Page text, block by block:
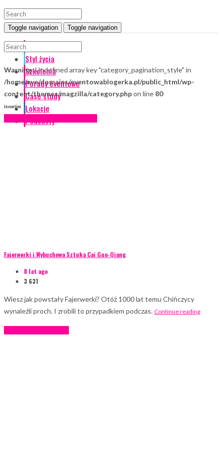
Toggle navigation Toggle navigation
Event Talks
Styl życia
Szkolenia
Porady eventowe
Case study
Lokacje
Podcasty
Warning: Undefined array key "category_pagination_style" in
/home/eve/domains/eventowablogerka.pl/public_html/wp-
content/themes/magzilla/category.phpon line 80
Incentive
Fajerwerki i Wybuchowa Sztuka Cai Guo-Qiang
8 lat ago
3 631
Wiesz jak powstały Fajerwerki? Otóż 1000 lat temu Chińczycy
wynaleźli proch. I zrobili to przypadkiem podczas. Continue reading